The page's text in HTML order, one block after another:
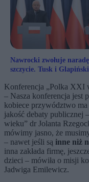
Nawrocki zwołuje
szczycie. Tusk i
Konferencja „Polka XXI
– Nasza konferencja jest
kobiece przywództwo ma
jakość debaty publicznej
wieku” dr Jolanta
mówimy jasno, że
– nawet jeśli są inne niż
inna zakłada firmę,
dzieci – mówiła o misji
Jadwiga Emilewicz.